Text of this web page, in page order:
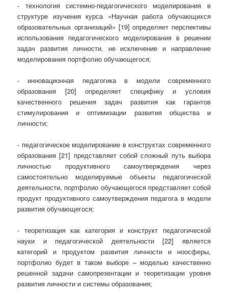
- технология системно-педагогического моделирования в
структуре изучения курса «Научная работа обучающихся
образовательных организаций» [19] определяет перспективы
использования педагогического моделирования в решении
задач развития личности, не исключение и направление
моделирования портфолио обучающегося;
- инновационная педагогика в модели современного
образования [20] определяет специфику и условия
качественного решения задач развития как гарантов
стимулирования и оптимизации развития общества и
личности;
- педагогическое моделирование в конструктах современного
образования [21] представляет собой сложный путь выбора
личностью продуктивного самоутверждения через
самостоятельно моделируемые объекты педагогической
деятельности, портфолио обучающегося представляет собой
продукт продуктивного самоутверждения педагога в модели
развития обучающегося;
- теоретизация как категория и конструкт педагогической
науки и педагогической деятельности [22] является
категорий и продуктом развития личности и ноосферы,
портфолио будет в таком выборе – моделью качественно
решенной задачи самопрезентации и теоретизации уровня
развития личности и системы образования;